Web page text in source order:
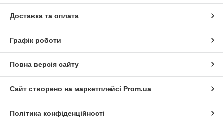
Доставка та оплата
Графік роботи
Повна версія сайту
Сайт створено на маркетплейсі Prom.ua
Політика конфіденційності